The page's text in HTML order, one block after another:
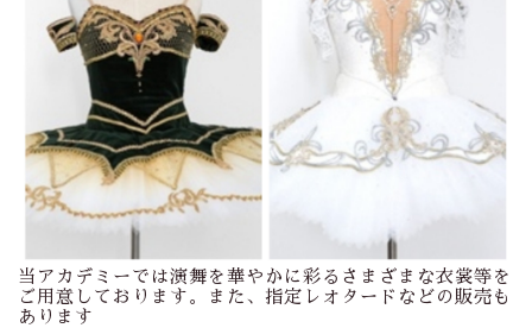
当アカデミーでは演舞を華やかに彩るさまざまな衣裳等を
ご用意しております。また、指定レオタードなどの販売も
あります